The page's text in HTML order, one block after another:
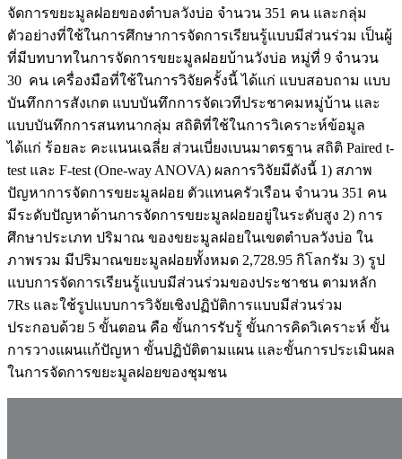
จัดการขยะมูลฝอยของตำบลวังบ่อ จำนวน 351 คน และกลุ่ม
ตัวอย่างที่ใช้ในการศึกษาการจัดการเรียนรู้แบบมีส่วนร่วม เป็นผู้
ที่มีบทบาทในการจัดการขยะมูลฝอยบ้านวังบ่อ หมู่ที่ 9 จำนวน
30 คน เครื่องมือที่ใช้ในการวิจัยครั้งนี้ ได้แก่ แบบสอบถาม แบบ
บันทึกการสังเกต แบบบันทึกการจัดเวทีประชาคมหมู่บ้าน และ
แบบบันทึกการสนทนากลุ่ม สถิติที่ใช้ในการวิเคราะห์ข้อมูล
ได้แก่ ร้อยละ คะแนนเฉลี่ย ส่วนเบี่ยงเบนมาตรฐาน สถิติ Paired t-
test และ F-test (One-way ANOVA) ผลการวิจัยมีดังนี้ 1) สภาพ
ปัญหาการจัดการขยะมูลฝอย ตัวแทนครัวเรือน จำนวน 351 คน
มีระดับปัญหาด้านการจัดการขยะมูลฝอยอยู่ในระดับสูง 2) การ
ศึกษาประเภท ปริมาณ ของขยะมูลฝอยในเขตตำบลวังบ่อ ใน
ภาพรวม มีปริมาณขยะมูลฝอยทั้งหมด 2,728.95 กิโลกรัม 3) รูป
แบบการจัดการเรียนรู้แบบมีส่วนร่วมของประชาชน ตามหลัก
7Rs และใช้รูปแบบการวิจัยเชิงปฏิบัติการแบบมีส่วนร่วม
ประกอบด้วย 5 ขั้นตอน คือ ขั้นการรับรู้ ขั้นการคิดวิเคราะห์ ขั้น
การวางแผนแก้ปัญหา ขั้นปฏิบัติตามแผน และขั้นการประเมินผล
ในการจัดการขยะมูลฝอยของชุมชน